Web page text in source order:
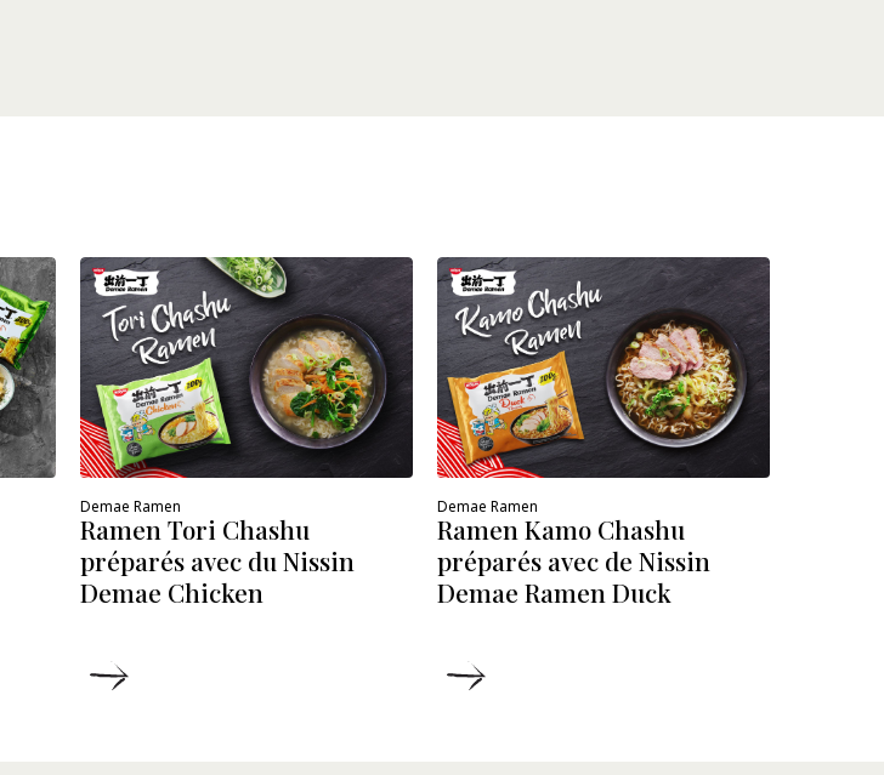
Demae Ramen
Ramen Tori Chashu
préparés avec du Nissin
Demae Chicken
Demae Ramen
Ramen Kamo Chashu
préparés avec de Nissin
Demae Ramen Duck